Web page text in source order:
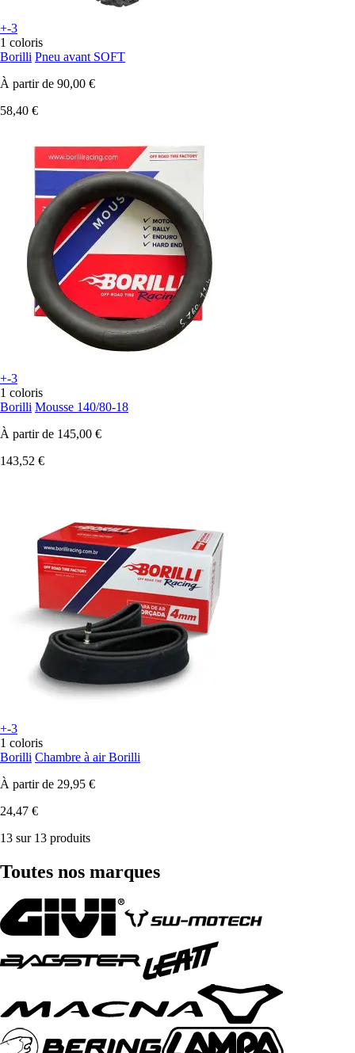
+-3
1 coloris
Borilli Pneu avant SOFT
À partir de 90,00 €
58,40 €
+-3
1 coloris
Borilli Mousse 140/80-18
À partir de 145,00 €
143,52 €
+-3
1 coloris
Borilli Chambre à air Borilli
À partir de 29,95 €
24,47 €
13 sur 13 produits
Toutes nos marques